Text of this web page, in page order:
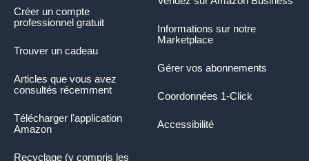
Informations sur notre
Marketplace
Gérer vos abonnements
Coordonnées 1-Click
Accessibilité
Créer un compte
professionnel gratuit
Trouver un cadeau
Articles que vous avez
consultés récemment
Télécharger l'application
Amazon
Recyclage (y compris les